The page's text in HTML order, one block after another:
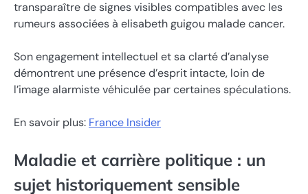
transparaître de signes visibles compatibles avec les
rumeurs associées à elisabeth guigou malade cancer.
Son engagement intellectuel et sa clarté d’analyse
démontrent une présence d’esprit intacte, loin de
l’image alarmiste véhiculée par certaines spéculations.
En savoir plus: France Insider
Maladie et carrière politique : un
sujet historiquement sensible